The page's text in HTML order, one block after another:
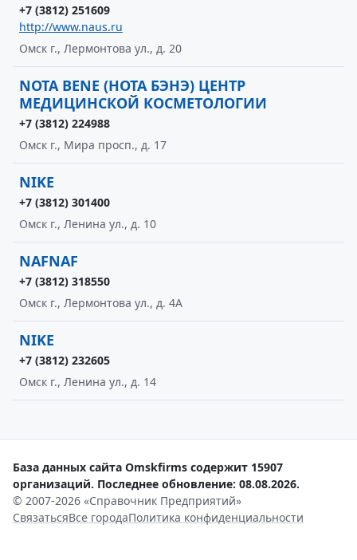
+7 (3812) 251609
http://www.naus.ru
Омск г., Лермонтова ул., д. 20
NOTA BENE (НОТА БЭНЭ) ЦЕНТР
МЕДИЦИНСКОЙ КОСМЕТОЛОГИИ
+7 (3812) 224988
Омск г., Мира просп., д. 17
NIKE
+7 (3812) 301400
Омск г., Ленина ул., д. 10
NAFNAF
+7 (3812) 318550
Омск г., Лермонтова ул., д. 4А
NIKE
+7 (3812) 232605
Омск г., Ленина ул., д. 14
База данных сайта Omskfirms содержит 15907
организаций. Последнее обновление: 08.08.2026.
© 2007-2026 «Справочник Предприятий»
СвязатьсяВсе городаПолитика конфиденциальности